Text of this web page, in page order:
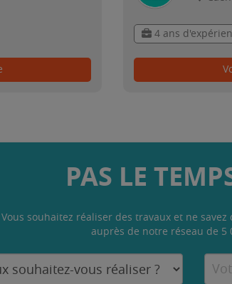
4 ans
PAS LE
Vous souhaitez réaliser des travaux et ne
auprès de notre réseau de 5